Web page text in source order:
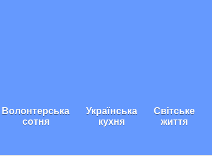
Волонтерська
сотня
Українська
кухня
Світське
життя